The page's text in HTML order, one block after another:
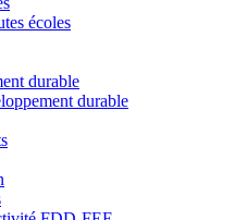
écoles
durable
durable